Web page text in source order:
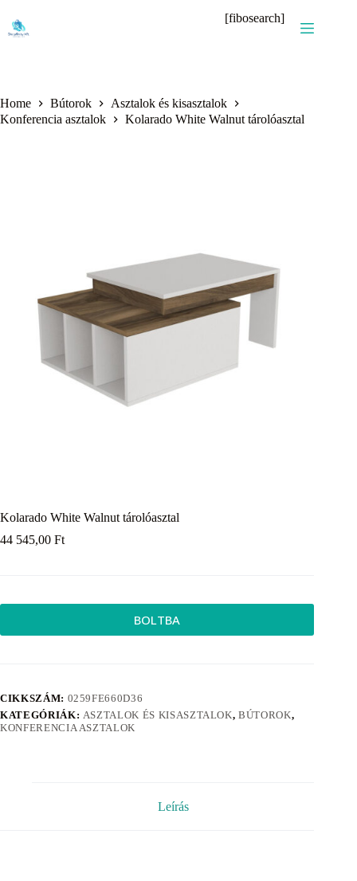
content
[fibosearch]
Home Bútorok
Asztalok és kisasztalok
Konferencia asztalok
Kolarado White Walnut tárolóasztal
Kolarado White Walnut tárolóasztal
44 545,00 Ft
BOLTBA
CIKKSZÁM: 0259FE660D36
KATEGÓRIÁK: ASZTALOK ÉS KISASZTALOK,BÚTOROK,
KONFERENCIA ASZTALOK
Leírás